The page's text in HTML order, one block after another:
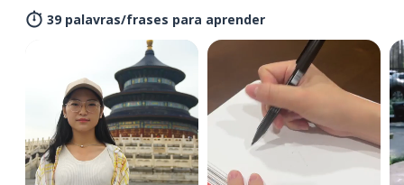
39 palavras/frases para aprender